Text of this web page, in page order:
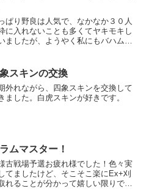
ぱり野良は人気で、なかなか３０人
に入れないことも多くてヤキモキし
ましたが、ようやく私にもバハムー
スキンの交換
外れながら、四象スキンを交換して
ました。白虎スキンが好きです。
ラムマスター！
古戦場予選お疲れ様でした！色々実
てましたけど、そこそこ楽にEx+刈
れることが分かって嬉しい限りで